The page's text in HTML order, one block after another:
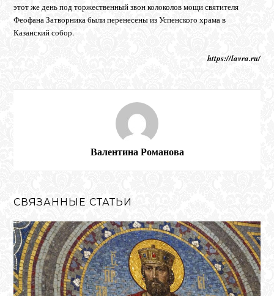
этот же день под торжественный звон колоколов мощи святителя
Феофана Затворника были перенесены из Успенского храма в
Казанский собор.
https://lavra.ru/
Валентина Романова
СВЯЗАННЫЕ СТАТЬИ